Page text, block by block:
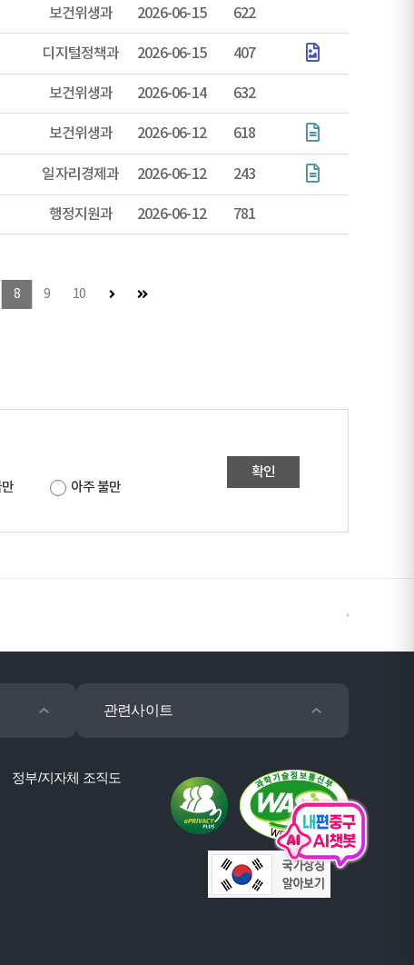
보건위생과 2026-06-15 622
디지털정책과 2026-06-15 407
보건위생과 2026-06-14 632
보건위생과 2026-06-12 618
일자리경제과 2026-06-12 243
행정지원과 2026-06-12 781
8 9 10 다음 페이지마지막 페이지
아주 불만
확인
관련사이트
정부/지자체 조직도